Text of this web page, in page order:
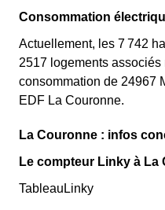
Consommation
Actuellement, les 7 742
2517 logements associés
consommation de 24967
EDF La Couronne.
La Couronne : infos
Le compteur Linky à La
TableauLinky